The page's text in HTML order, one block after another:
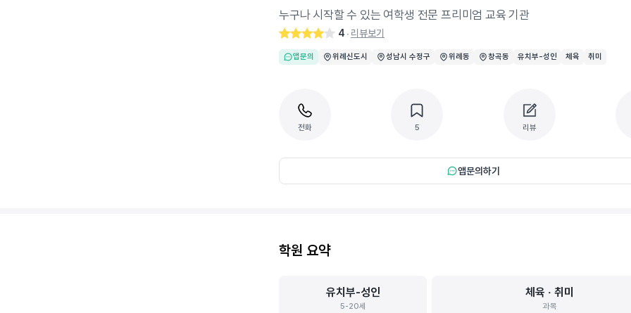
누구나 시작할 수 있는 여학생 전문 프리미엄 교육 기관
4 ‧ 리뷰보기
앱문의 위례신도시 성남시 수정구 위례동 창곡동 유치부-성인 체육 취미
전화 5 리뷰
앱문의하기
학원 요약
유치부-성인
5-20세
체육 ‧ 취미
과목